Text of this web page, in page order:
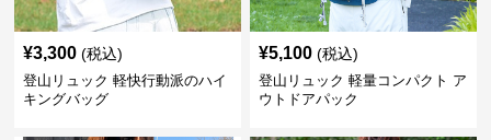
¥3,300 (税込)
登山リュック 軽快行動派のハイ
キングバッグ
¥5,100 (税込)
登山リュック 軽量コンパクト ア
ウトドアパック